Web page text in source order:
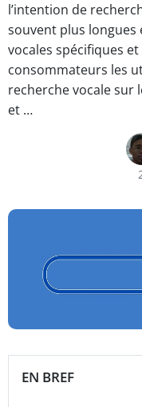
l’intention de
souvent plus longues
vocales spécifiques et
consommateurs les
recherche vocale
et …
EN BREF